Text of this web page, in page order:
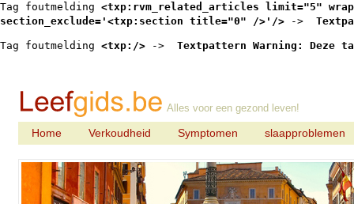
Tag foutmelding <txp:rvm_related_articles limit="5"
section_exclude='<txp:section title="0" />'/> ->
Tag foutmelding <txp:/> -> Textpattern Warning: Deze
Alles voor een gezond leven!
Home Verkoudheid Symptomen slaapproblemen